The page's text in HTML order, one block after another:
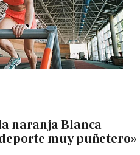
naranja Blanca
muy puñetero»